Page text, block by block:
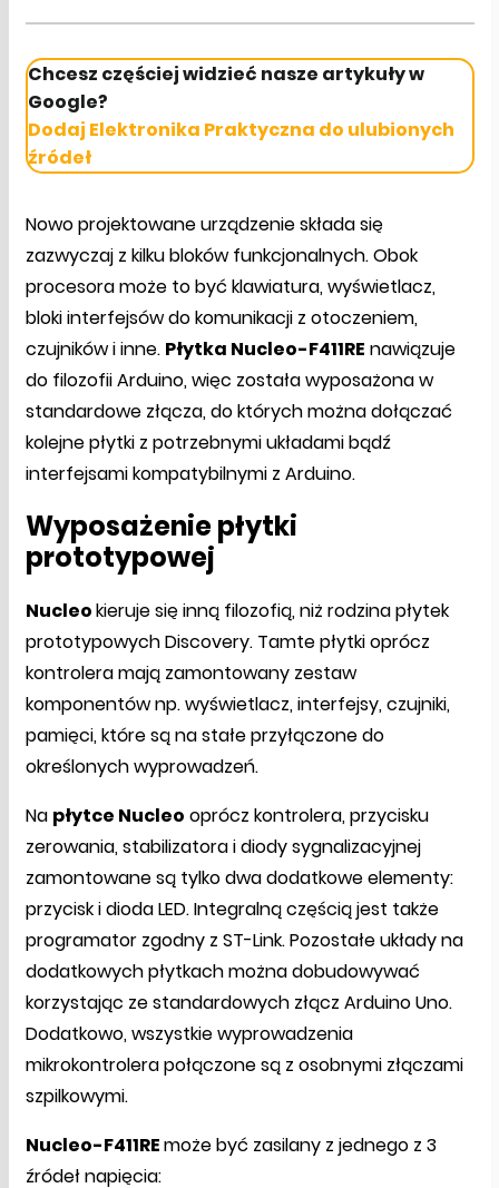
Chcesz częściej widzieć nasze artykuły w
Google?
Dodaj Elektronika Praktyczna do ulubionych
źródeł
Nowo projektowane urządzenie składa się
zazwyczaj z kilku bloków funkcjonalnych. Obok
procesora może to być klawiatura, wyświetlacz,
bloki interfejsów do komunikacji z otoczeniem,
czujników i inne. Płytka Nucleo-F411RE nawiązuje
do filozofii Arduino, więc została wyposażona w
standardowe złącza, do których można dołączać
kolejne płytki z potrzebnymi układami bądź
interfejsami kompatybilnymi z Arduino.
Wyposażenie płytki
prototypowej
Nucleokieruje się inną filozofią, niż rodzina płytek
prototypowych Discovery. Tamte płytki oprócz
kontrolera mają zamontowany zestaw
komponentów np. wyświetlacz, interfejsy, czujniki,
pamięci, które są na stałe przyłączone do
określonych wyprowadzeń.
Na płytce Nucleo oprócz kontrolera, przycisku
zerowania, stabilizatora i diody sygnalizacyjnej
zamontowane są tylko dwa dodatkowe elementy:
przycisk i dioda LED. Integralną częścią jest także
programator zgodny z ST-Link. Pozostałe układy na
dodatkowych płytkach można dobudowywać
korzystając ze standardowych złącz Arduino Uno.
Dodatkowo, wszystkie wyprowadzenia
mikrokontrolera połączone są z osobnymi złączami
szpilkowymi.
Nucleo-F411REmoże być zasilany z jednego z 3
źródeł napięcia: